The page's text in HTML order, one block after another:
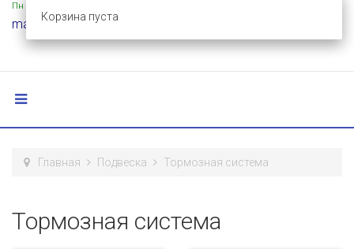
Пн - Пт: 10 - 18,
mail@razborka-liana.ru
Корзина пуста
Главная Подвеска Тормозная система
Тормозная система